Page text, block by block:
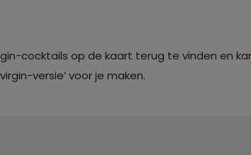
cocktails op de kaart terug te vinden en
versie’ voor je maken.